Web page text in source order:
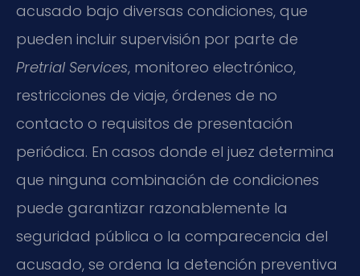
acusado bajo diversas condiciones, que
pueden incluir supervisión por parte de
Pretrial Services, monitoreo electrónico,
restricciones de viaje, órdenes de no
contacto o requisitos de presentación
periódica. En casos donde el juez determina
que ninguna combinación de condiciones
puede garantizar razonablemente la
seguridad pública o la comparecencia del
acusado, se ordena la detención preventiva